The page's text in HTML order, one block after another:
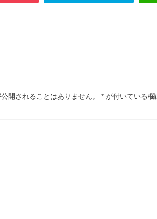
開されることはありません。 * が付いている